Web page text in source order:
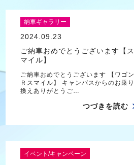
納車ギャラリー
2024.09.23
ご納車おめでとうございます【ス
マイル】
ご納車おめでとうございます 【ワゴン
Ｒスマイル】 キャンバスからのお乗り
換えありがとうご…
つづきを読む
イベント/キャンペーン